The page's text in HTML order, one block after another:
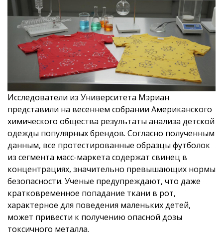
Исследователи из Университета Мэриан
представили на весеннем собрании Американского
химического общества результаты анализа детской
одежды популярных брендов. Согласно полученным
данным, все протестированные образцы футболок
из сегмента масс-маркета содержат свинец в
концентрациях, значительно превышающих нормы
безопасности. Ученые предупреждают, что даже
кратковременное попадание ткани в рот,
характерное для поведения маленьких детей,
может привести к получению опасной дозы
токсичного металла.